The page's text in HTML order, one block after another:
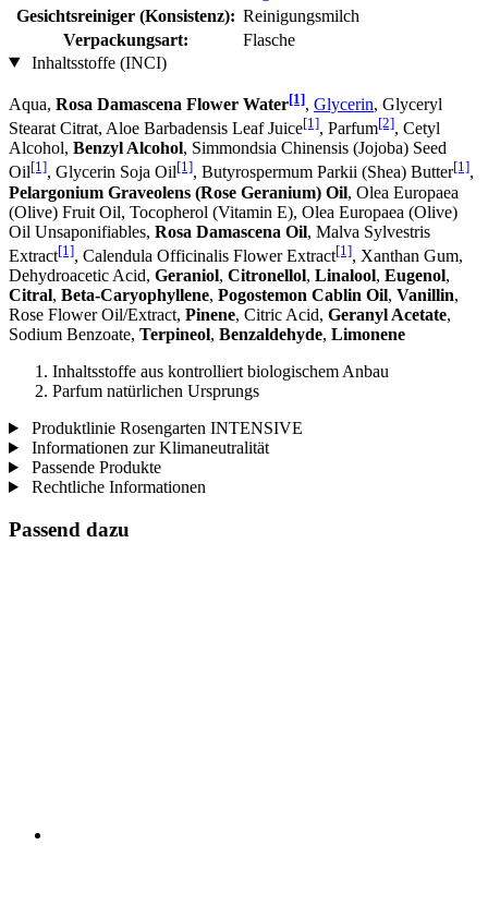
Gesichtsreiniger (Konsistenz): Reinigungsmilch
Verpackungsart:
Flasche
Inhaltsstoffe (INCI)
Aqua, Rosa Damascena Flower Water[1], Glycerin, Glyceryl
Stearat Citrat, Aloe Barbadensis Leaf Juice[1], Parfum[2], Cetyl
Alcohol, Benzyl Alcohol, Simmondsia Chinensis (Jojoba) Seed
Oil[1], Glycerin Soja Oil[1], Butyrospermum Parkii (Shea) Butter[1],
Pelargonium Graveolens (Rose Geranium) Oil, Olea Europaea
(Olive) Fruit Oil, Tocopherol (Vitamin E), Olea Europaea (Olive)
Oil Unsaponifiables, Rosa Damascena Oil, Malva Sylvestris
Extract[1], Calendula Officinalis Flower Extract[1], Xanthan Gum,
Dehydroacetic Acid, Geraniol, Citronellol, Linalool, Eugenol,
Citral, Beta-Caryophyllene, Pogostemon Cablin Oil, Vanillin,
Rose Flower Oil/Extract, Pinene, Citric Acid, Geranyl Acetate,
Sodium Benzoate, Terpineol, Benzaldehyde, Limonene
Inhaltsstoffe aus kontrolliert biologischem Anbau
Parfum natürlichen Ursprungs
Produktlinie Rosengarten INTENSIVE
Informationen zur Klimaneutralität
Passende Produkte
Rechtliche Informationen
Passend dazu